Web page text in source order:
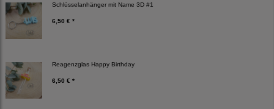
Schlüsselanhänger mit Name 3D #1
6,50 € *
Reagenzglas Happy Birthday
6,50 € *